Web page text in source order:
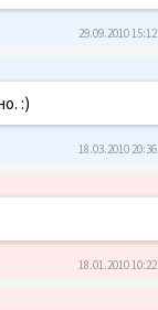
29.09.2010 15:12
:)
18.03.2010 20:36
18.01.2010 10:22